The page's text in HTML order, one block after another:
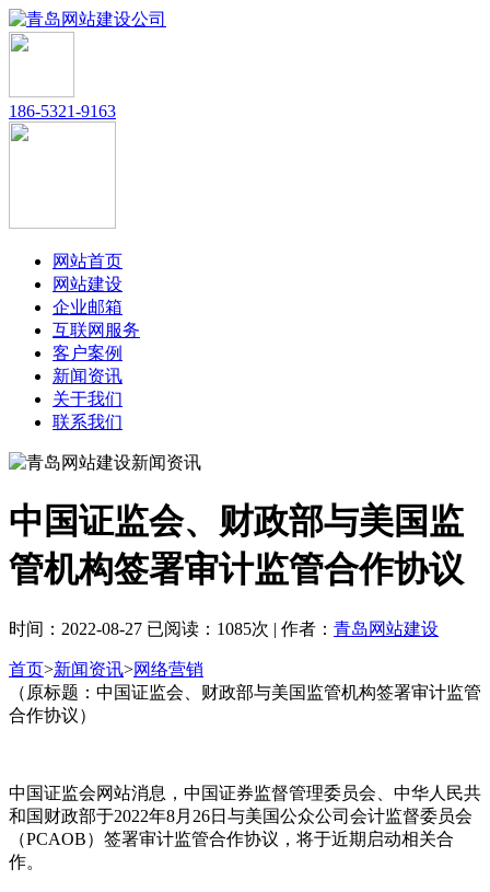
186-5321-9163
网站首页
网站建设
企业邮箱
互联网服务
客户案例
新闻资讯
关于我们
联系我们
中国证监会、财政部与美国监
管机构签署审计监管合作协议
时间：2022-08-27 已阅读：1085次 | 作者： 青岛网站建设
首页>新闻资讯>网络营销
（原标题：中国证监会、财政部与美国监管机构签署审计监管
合作协议）
中国证监会网站消息，中国证券监督管理委员会、中华人民共
和国财政部于2022年8月26日与美国公众公司会计监督委员会
（PCAOB）签署审计监管合作协议，将于近期启动相关合
作。